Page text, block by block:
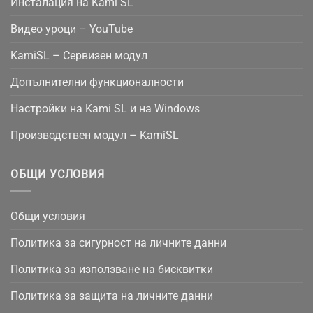
Инсталация на Kami SL
Видео уроци – YouTube
KamiSL – Сервизен модул
Допълнителни функционалности
Настройки на Kami SL и на Windows
Производствен модул – KamiSL
ОБЩИ УСЛОВИЯ
Общи условия
Политика за сигурност на личните данни
Политика за използване на бисквитки
Политика за защита на личните данни